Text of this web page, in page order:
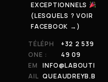
EXCEPTIONNELS
(LESQUELS ? VOIR
FACEBOOK →)
TÉLÉPH
ONE :
+32 2 539
49 09
EM
AIL
INFO@LABOUTI
QUEAUDREYB.B